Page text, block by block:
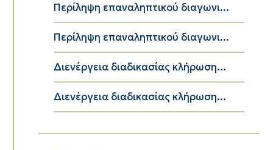
Περίληψη επαναληπτικού διαγωνι...
Περίληψη επαναληπτικού διαγωνι...
Διενέργεια διαδικασίας κλήρωση...
Διενέργεια διαδικασίας κλήρωση...